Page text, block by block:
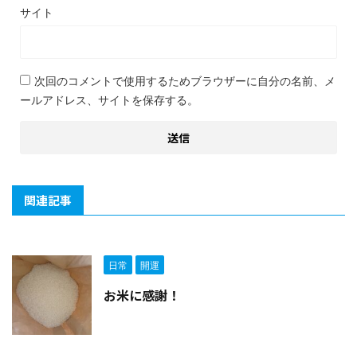
サイト
次回のコメントで使用するためブラウザーに自分の名前、メ
ールアドレス、サイトを保存する。
関連記事
日常 開運
お米に感謝！